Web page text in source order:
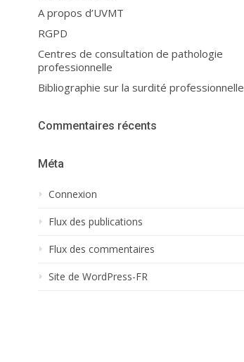
A propos d’UVMT
RGPD
Centres de consultation de pathologie
professionnelle
Bibliographie sur la surdité professionnelle
Commentaires récents
Méta
Connexion
Flux des publications
Flux des commentaires
Site de WordPress-FR